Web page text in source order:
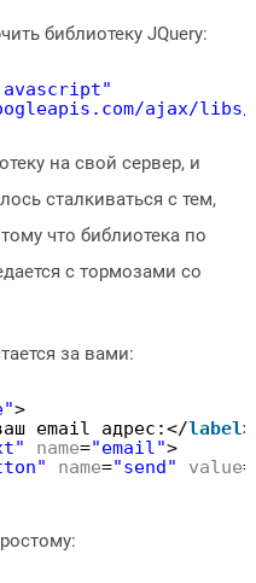
библиотеку JQuery:
ajax/
на свой сервер, и
сталкиваться с тем,
что библиотека по
с тормозами со
за вами:
>
email адрес:</label
name="email">
name="send" value=